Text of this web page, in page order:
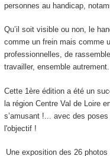
personnes au handicap,
Qu’il soit visible ou non, le
comme un frein mais comme
professionnelles, de
travailler, ensemble autrement.
Cette 1ère édition a été un
la région Centre Val de Loire
s’amusant !... avec des
l'objectif !
Une exposition des 26